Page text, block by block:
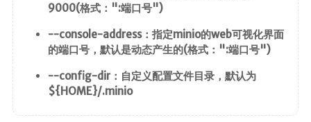
9000(格式：":端口号")
--console-address：指定minio的web可视化界面
的端口号，默认是动态产生的(格式：":端口号")
--config-dir：自定义配置文件目录，默认为
${HOME}/.minio